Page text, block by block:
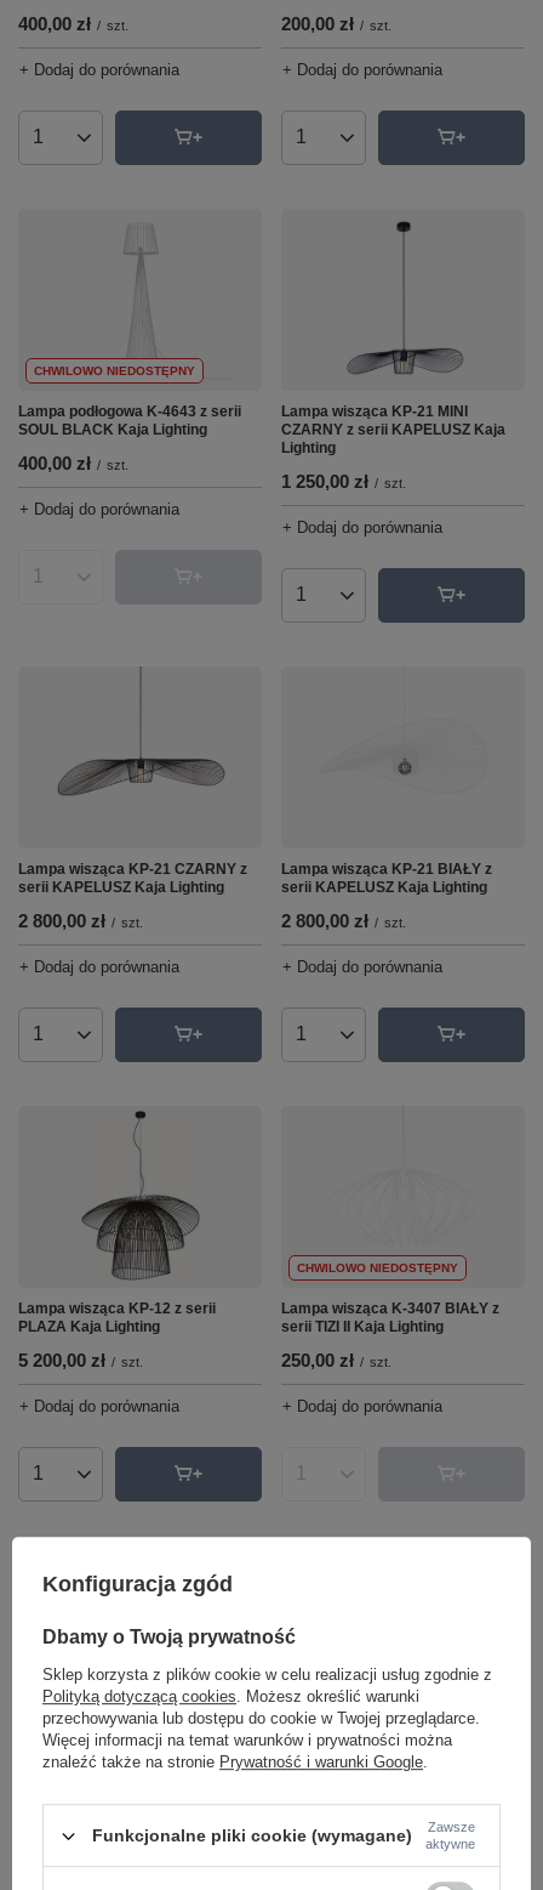
400,00 zł / szt.
+ Dodaj do porównania
Ilość produktów
200,00 zł / szt.
+ Dodaj do porównania
Ilość produktów
CHWILOWO NIEDOSTĘPNY
Lampa podłogowa K-4643 z serii
SOUL BLACK Kaja Lighting
400,00 zł / szt.
+ Dodaj do porównania
Ilość produktów
Lampa wisząca KP-21 MINI
CZARNY z serii KAPELUSZ Kaja
Lighting
1 250,00 zł / szt.
+ Dodaj do porównania
Ilość produktów
Lampa wisząca KP-21 CZARNY z
serii KAPELUSZ Kaja Lighting
2 800,00 zł / szt.
+ Dodaj do porównania
Ilość produktów
Lampa wisząca KP-21 BIAŁY z
serii KAPELUSZ Kaja Lighting
2 800,00 zł / szt.
+ Dodaj do porównania
Ilość produktów
Lampa wisząca KP-12 z serii
PLAZA Kaja Lighting
5 200,00 zł / szt.
+ Dodaj do porównania
Ilość produktów
CHWILOWO NIEDOSTĘPNY
Lampa wisząca K-3407 BIAŁY z
serii TIZI II Kaja Lighting
250,00 zł / szt.
+ Dodaj do porównania
Ilość produktów
Lampa wisząca KP-10 z serii PEAK
Kaja Lighting
2 800,00 zł / szt.
+ Dodaj do porównania
Lampa wisząca KP-09 z serii DOT
Kaja Lighting
2 700,00 zł / szt.
+ Dodaj do porównania
Konfiguracja zgód
Dbamy o Twoją prywatność
Sklep korzysta z plików cookie w celu realizacji usług zgodnie z
Polityką dotyczącą cookies. Możesz określić warunki
przechowywania lub dostępu do cookie w Twojej przeglądarce.
Więcej informacji na temat warunków i prywatności można
znaleźć także na stronie Prywatność i warunki Google.
Funkcjonalne pliki cookie (wymagane)
Zawsze
aktywne